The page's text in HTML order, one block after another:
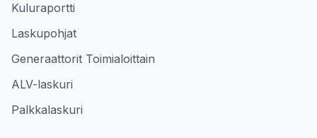
Kuluraportti
Laskupohjat
Generaattorit Toimialoittain
ALV-laskuri
Palkkalaskuri